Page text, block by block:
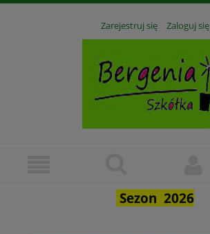
Zarejestruj się Zaloguj się
Sezon 2026